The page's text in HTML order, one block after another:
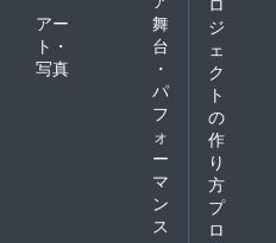
アー
ト・
写真
舞
台
・
パ
フ
ォ
ー
マ
ン
ス
ジ
ェ
ク
ト
の
作
り
方
プ
ロ